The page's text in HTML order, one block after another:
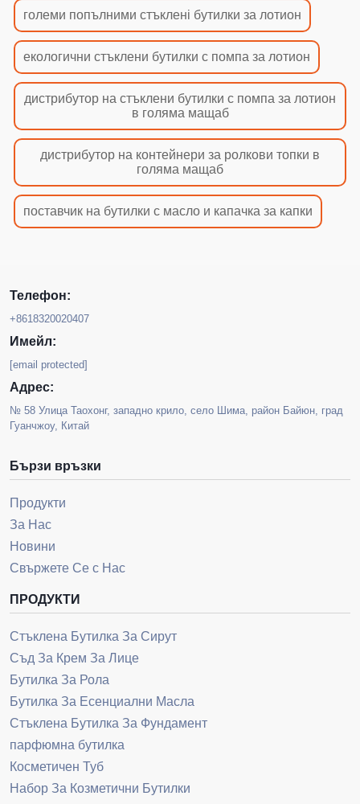
големи попълними стъкленi бутилки за лотион
екологични стъклени бутилки с помпа за лотион
дистрибутор на стъклени бутилки с помпа за лотион
в голяма мащаб
дистрибутор на контейнери за ролкови топки в
голяма мащаб
поставчик на бутилки с масло и капачка за капки
Телефон:
+8618320020407
Имейл:
[email protected]
Адрес:
№ 58 Улица Таохонг, западно крило, село Шима, район Байюн, град
Гуанчжоу, Китай
Бързи връзки
Продукти
За Нас
Новини
Свържете Се с Нас
ПРОДУКТИ
Стъклена Бутилка За Сирут
Съд За Крем За Лице
Бутилка За Рола
Бутилка За Есенциални Масла
Стъклена Бутилка За Фундамент
парфюмна бутилка
Косметичен Туб
Набор За Козметични Бутилки